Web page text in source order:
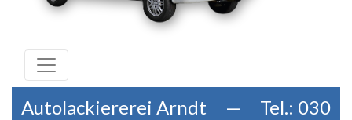
Autolackiererei Arndt — Tel.: 030